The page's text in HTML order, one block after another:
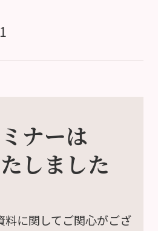
ナーは
しました
料に関してご関心がござ